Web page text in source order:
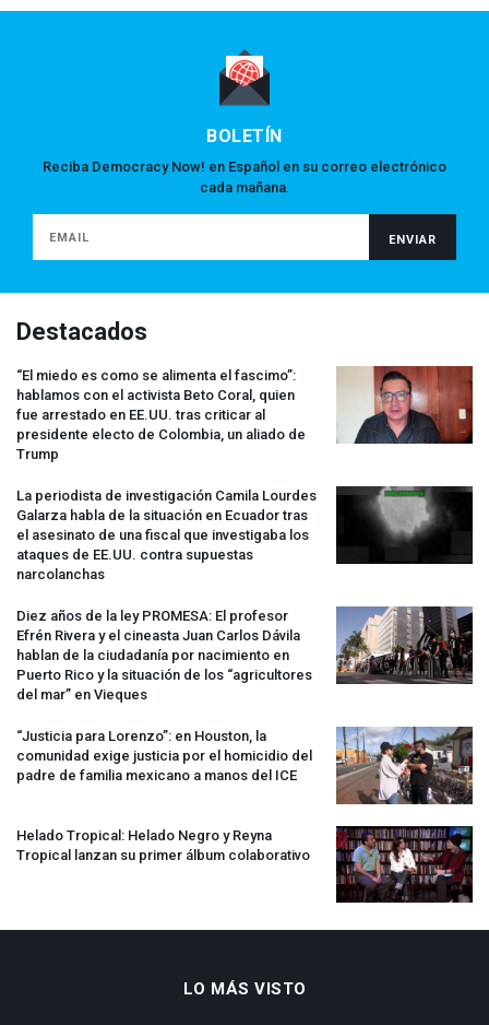
BOLETÍN
Reciba Democracy Now! en Español en su correo electrónico
cada mañana.
Destacados
“El miedo es como se alimenta el fascimo”:
hablamos con el activista Beto Coral, quien
fue arrestado en EE.UU. tras criticar al
presidente electo de Colombia, un aliado de
Trump
La periodista de investigación Camila Lourdes
Galarza habla de la situación en Ecuador tras
el asesinato de una fiscal que investigaba los
ataques de EE.UU. contra supuestas
narcolanchas
Diez años de la ley PROMESA: El profesor
Efrén Rivera y el cineasta Juan Carlos Dávila
hablan de la ciudadanía por nacimiento en
Puerto Rico y la situación de los “agricultores
del mar” en Vieques
“Justicia para Lorenzo”: en Houston, la
comunidad exige justicia por el homicidio del
padre de familia mexicano a manos del ICE
Helado Tropical: Helado Negro y Reyna
Tropical lanzan su primer álbum colaborativo
LO MÁS VISTO